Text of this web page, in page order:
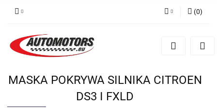
Zarejestruj się
(0)
MASKA POKRYWA SILNIKA CITROEN
DS3 I FXLD